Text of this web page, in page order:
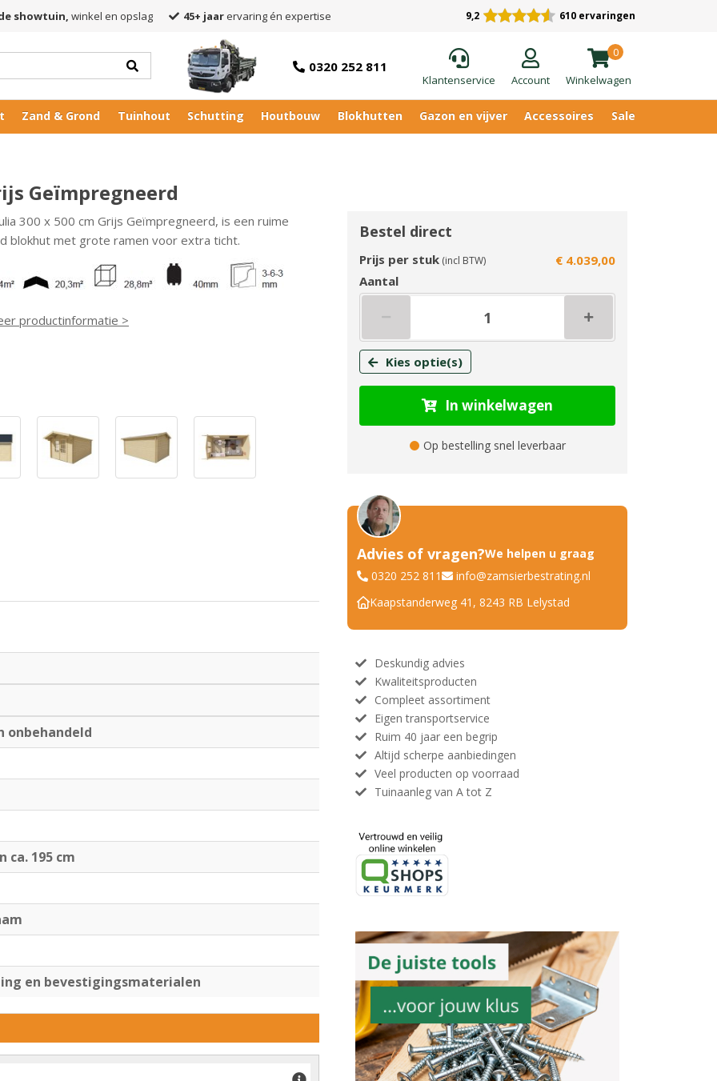
showtuin, winkel en opslag 45+ jaar ervaring én expertise 9,2 610 ervaringen
0320 252 811
Klantenservice Account
0
Winkelwagen
Zand & Grond Tuinhout Schutting Houtbouw Blokhutten Gazon en vijver Accessoires Sale
Geïmpregneerd
300 x 500 cm Grijs Geïmpregneerd, is een ruime
blokhut met grote ramen voor extra ticht.
productinformatie >
onbehandeld
ca. 195 cm
en bevestigingsmaterialen
Bestel direct
Prijs per stuk (incl BTW)
€ 4.039,00
Aantal
Kies optie(s)
In winkelwagen
Op bestelling snel leverbaar
Advies of vragen?We helpen u graag
0320 252 811
info@zamsierbestrating.nl
Kaapstanderweg 41, 8243 RB Lelystad
Deskundig advies
Kwaliteitsproducten
Compleet assortiment
Eigen transportservice
Ruim 40 jaar een begrip
Altijd scherpe aanbiedingen
Veel producten op voorraad
Tuinaanleg van A tot Z